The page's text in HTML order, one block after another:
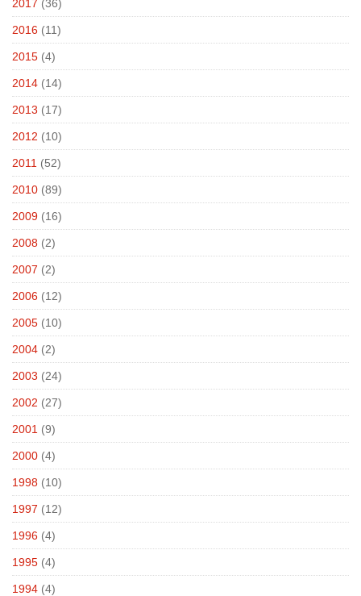
2017 (36)
2016 (11)
2015 (4)
2014 (14)
2013 (17)
2012 (10)
2011 (52)
2010 (89)
2009 (16)
2008 (2)
2007 (2)
2006 (12)
2005 (10)
2004 (2)
2003 (24)
2002 (27)
2001 (9)
2000 (4)
1998 (10)
1997 (12)
1996 (4)
1995 (4)
1994 (4)